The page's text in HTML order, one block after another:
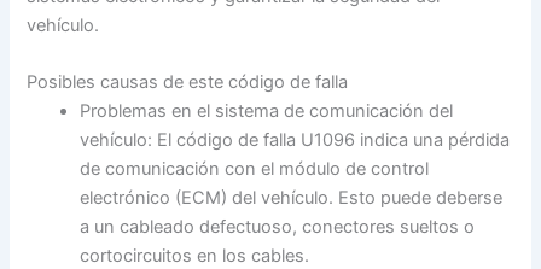
vehículo.
Posibles causas de este código de falla
Problemas en el sistema de comunicación del
vehículo: El código de falla U1096 indica una pérdida
de comunicación con el módulo de control
electrónico (ECM) del vehículo. Esto puede deberse
a un cableado defectuoso, conectores sueltos o
cortocircuitos en los cables.